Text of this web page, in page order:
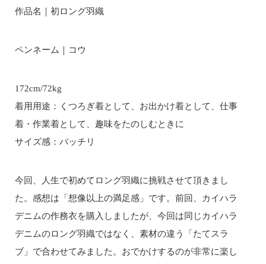
作品名｜初ロング羽織
ペンネーム｜コウ
172cm/72kg
着用用途：くつろぎ着として、お出かけ着として、仕事
着・作業着として、趣味をたのしむときに
サイズ感：バッチリ
今回、人生で初めてロング羽織に挑戦させて頂きまし
た。感想は「想像以上の満足感」です。前回、カイハラ
デニムの作務衣を購入しましたが、今回は同じカイハラ
デニムのロング羽織ではなく、素材の違う「たてスラ
ブ」で合わせてみました。おでかけするのが非常に楽し